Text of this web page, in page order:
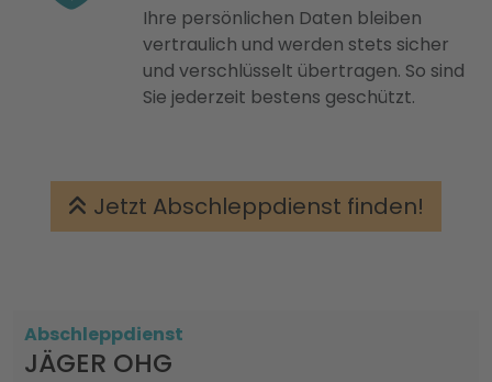
Ihre persönlichen Daten bleiben
vertraulich und werden stets sicher
und verschlüsselt übertragen. So sind
Sie jederzeit bestens geschützt.
Jetzt Abschleppdienst finden!
Abschleppdienst
JÄGER OHG